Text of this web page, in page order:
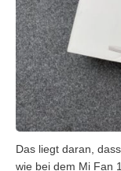
Das liegt daran,
wie bei dem Mi Fan